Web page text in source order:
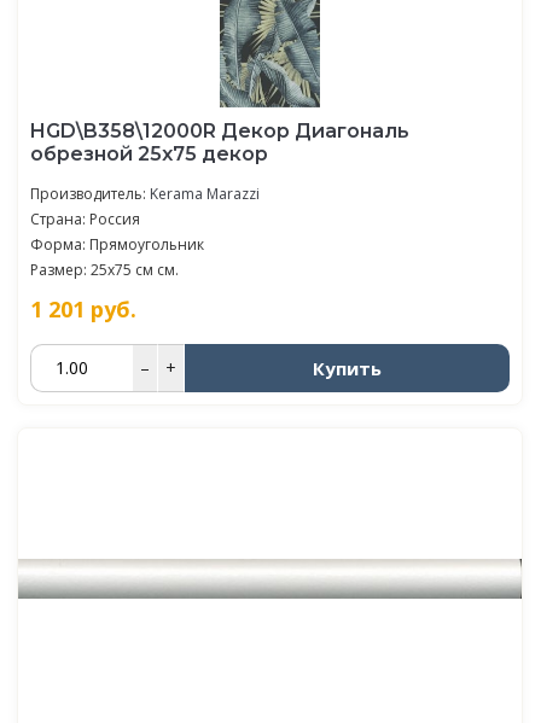
HGD\B358\12000R Декор Диагональ
обрезной 25х75 декор
Производитель: Kerama Marazzi
Страна: Россия
Форма: Прямоугольник
Размер: 25x75 см см.
1 201 руб.
– + Купить